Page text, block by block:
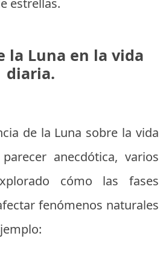
estrellas.
la Luna en la vida
diaria.
de la Luna sobre la vida
anecdótica, varios
cómo las fases
fenómenos naturales